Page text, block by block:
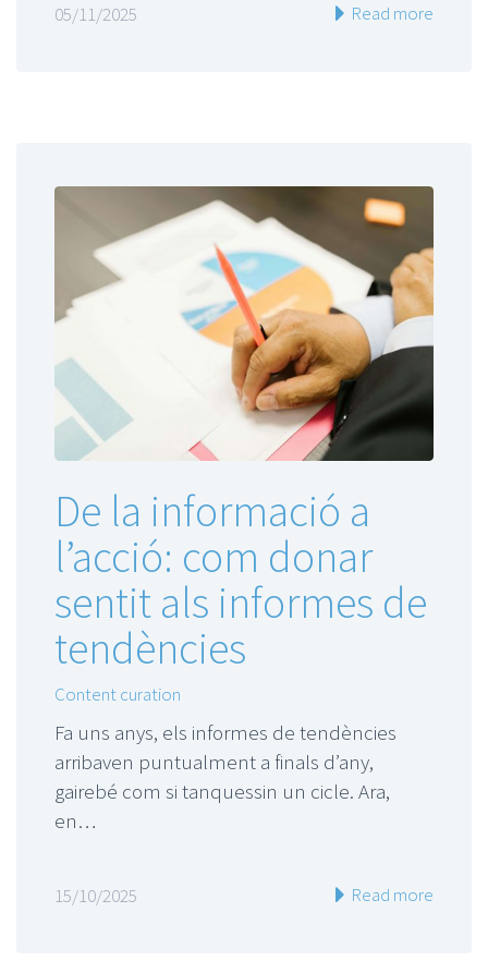
05/11/2025 Read more
De la informació a
l’acció: com donar
sentit als informes de
tendències
Content curation
Fa uns anys, els informes de tendències
arribaven puntualment a finals d’any,
gairebé com si tanquessin un cicle. Ara,
en…
15/10/2025 Read more